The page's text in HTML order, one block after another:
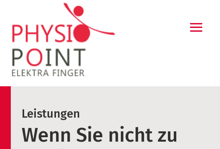
Leistungen
Wenn Sie nicht zu